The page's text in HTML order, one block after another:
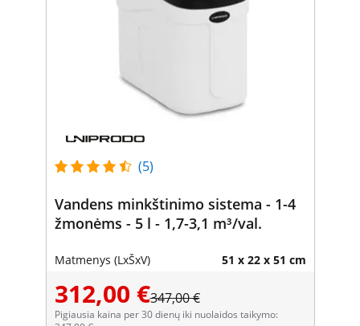
(5)
Vandens minkštinimo sistema - 1-4
žmonėms - 5 l - 1,7-3,1 m³/val.
Matmenys (LxŠxV) 51 x 22 x 51 cm
312,00 €347,00 €
Pigiausia kaina per 30 dienų iki nuolaidos taikymo: